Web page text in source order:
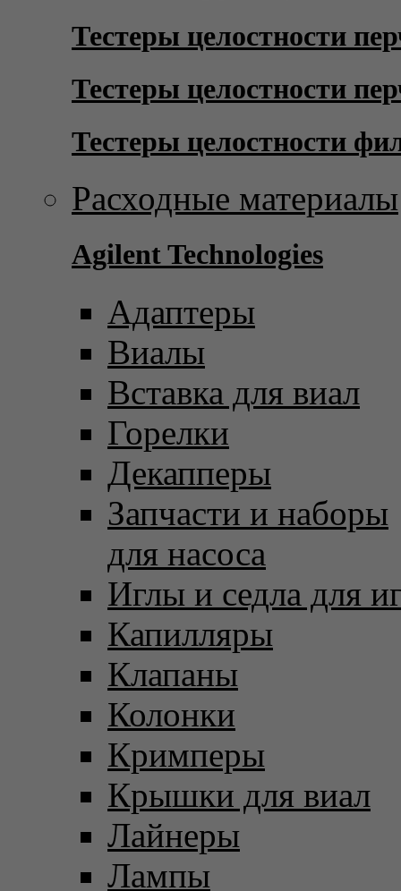
Тестеры целостности
Тестеры целостности
Тестеры целостности
Расходные материалы
Agilent Technologies
Адаптеры
Виалы
Вставка для виал
Горелки
Декапперы
Запчасти и наборы
для насоса
Иглы и седла для
Капилляры
Клапаны
Колонки
Кримперы
Крышки для виал
Лайнеры
Лампы